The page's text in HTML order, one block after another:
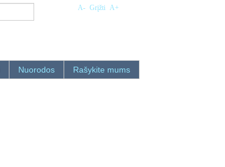
A- Grįžti A+
Nuorodos Rašykite mums